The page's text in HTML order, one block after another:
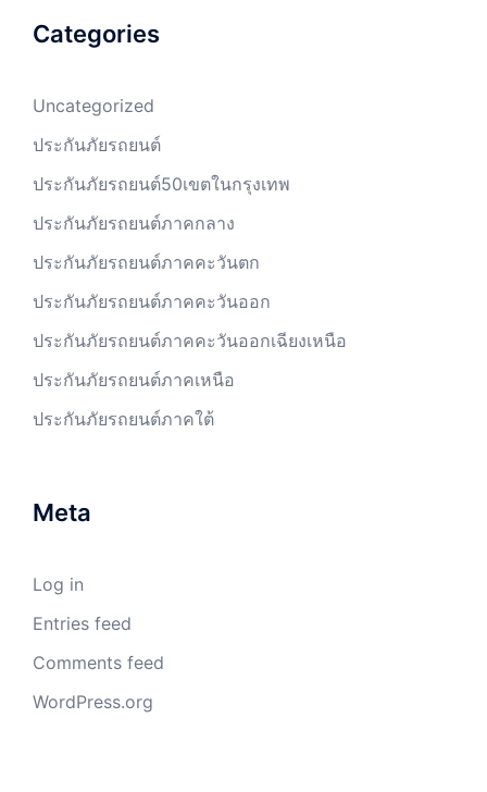
Categories
Uncategorized
ประกันภัยรถยนต์
ประกันภัยรถยนต์50เขตในกรุงเทพ
ประกันภัยรถยนต์ภาคกลาง
ประกันภัยรถยนต์ภาคคะวันตก
ประกันภัยรถยนต์ภาคคะวันออก
ประกันภัยรถยนต์ภาคคะวันออกเฉียงเหนือ
ประกันภัยรถยนต์ภาคเหนือ
ประกันภัยรถยนต์ภาคใต้
Meta
Log in
Entries feed
Comments feed
WordPress.org